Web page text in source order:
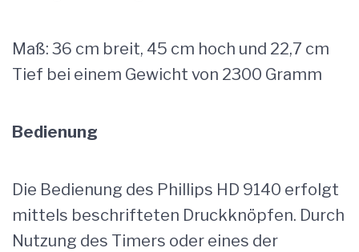
Maß: 36 cm breit, 45 cm hoch und 22,7 cm
Tief bei einem Gewicht von 2300 Gramm
Bedienung
Die Bedienung des Phillips HD 9140 erfolgt
mittels beschrifteten Druckknöpfen. Durch
Nutzung des Timers oder eines der